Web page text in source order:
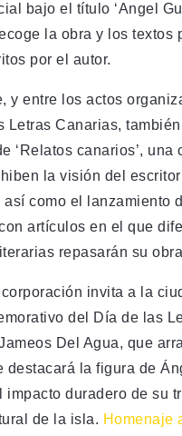
bajo el título ‘Angel
la obra y los textos
por el autor.
y entre los actos
Letras Canarias,
‘Relatos canarios’,
la visión del escritor
como el lanzamiento
artículos en el que
repasarán su
invita a la
del Día de las
Del Agua, que
destacará la figura de
impacto duradero de su
de la isla. Homenaje